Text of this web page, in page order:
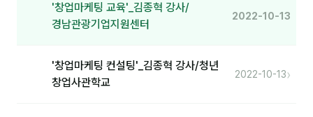
'창업마케팅 교육'_김종혁 강사/
경남관광기업지원센터
2022-10-13
'창업마케팅 컨설팅'_김종혁 강사/청년
창업사관학교
2022-10-13›